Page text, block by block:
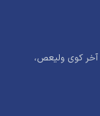
آخر کوی ولیعص،